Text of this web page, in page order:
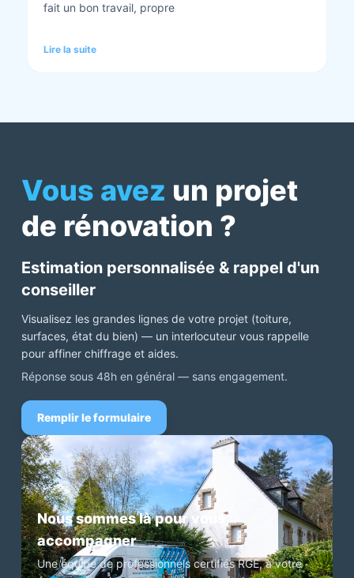
tout est nickel quand ils ont finis. Vous pouvez y
Lire la suite
Vous avez un projet
de rénovation ?
Estimation personnalisée & rappel d'un
conseiller
Visualisez les grandes lignes de votre projet (toiture,
surfaces, état du bien) — un interlocuteur vous rappelle
pour affiner chiffrage et aides.
Réponse sous 48h en général — sans engagement.
Remplir le formulaire
Nous sommes là pour vous
accompagner
Une équipe de professionnels certifiés RGE, à votre